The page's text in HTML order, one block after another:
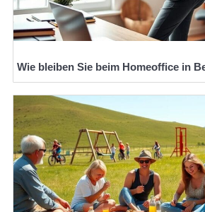
Wie bleiben Sie beim Homeoffice in